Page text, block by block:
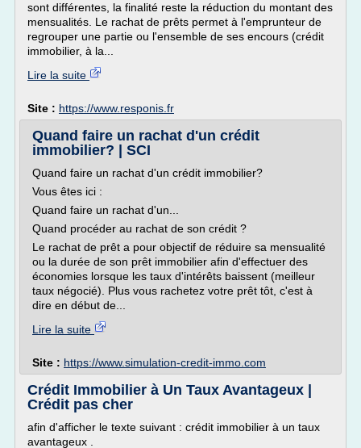
sont différentes, la finalité reste la réduction du montant des
mensualités. Le rachat de prêts permet à l'emprunteur de
regrouper une partie ou l'ensemble de ses encours (crédit
immobilier, à la...
Lire la suite
Site : https://www.responis.fr
Quand faire un rachat d'un crédit
immobilier? | SCI
Quand faire un rachat d'un crédit immobilier?
Vous êtes ici :
Quand faire un rachat d'un...
Quand procéder au rachat de son crédit ?
Le rachat de prêt a pour objectif de réduire sa mensualité
ou la durée de son prêt immobilier afin d'effectuer des
économies lorsque les taux d'intérêts baissent (meilleur
taux négocié). Plus vous rachetez votre prêt tôt, c'est à
dire en début de...
Lire la suite
Site : https://www.simulation-credit-immo.com
Crédit Immobilier à Un Taux Avantageux |
Crédit pas cher
afin d'afficher le texte suivant : crédit immobilier à un taux
avantageux .